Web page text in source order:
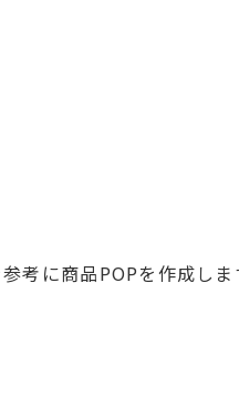
考に商品POPを作成しま